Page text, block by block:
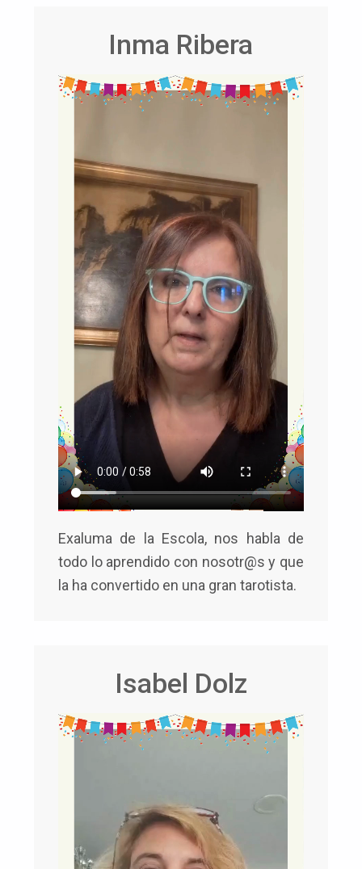
Inma Ribera
Exaluma de la Escola, nos habla de
todo lo aprendido con nosotr@s y que
la ha convertido en una gran tarotista.
Isabel Dolz